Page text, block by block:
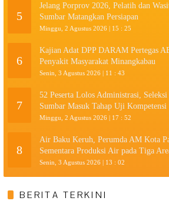
5
Jelang Porprov 2026, Pelatih dan
Sumbar Matangkan Persiapan
Minggu, 2 Agustus 2026 | 15 : 25
6
Kajian Adat DPP DARAM Pertegas
Penyakit Masyarakat Minangkabau
Senin, 3 Agustus 2026 | 11 : 43
7
52 Peserta Lolos Administrasi,
Sumbar Masuk Tahap Uji Kompetensi
Minggu, 2 Agustus 2026 | 17 : 52
8
Air Baku Keruh, Perumda AM Kota
Sementara Produksi Air pada Tiga
Senin, 3 Agustus 2026 | 13 : 02
BERITA TERKINI